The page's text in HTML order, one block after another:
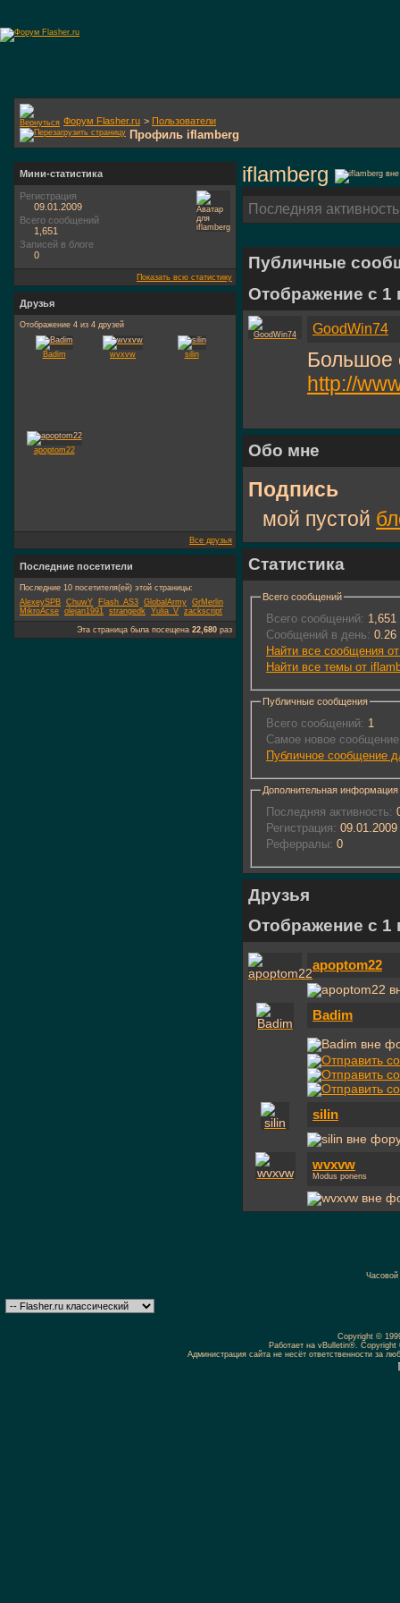
Форум Flasher.ru > Пользователи
Профиль iflamberg
iflamberg
Последняя
Публичные
Отображение с 1
GoodWin74
Большое
http://
Обо мне
Подпись
мой пустой
Статистика
Всего сообщений
Всего сообщений: 1,651
Сообщений в день: 0.26
Найти все сообщения
Найти все темы от
Публичные сообщения
Всего сообщений: 1
Самое новое
Публичное сообщение
Дополнительная информация
Последняя активность:
Регистрация: 09.01.2009
Реферралы: 0
Друзья
Отображение с 1
apoptom22
Badim
silin
wvxvw
Modus ponens
Мини-статистика
Регистрация
09.01.2009
Всего сообщений
1,651
Записей в блоге
0
Показать всю статистику
Друзья
Отображение 4 из 4 друзей
Badim wvxvw silin
apoptom22
Все друзья
Последние посетители
Последние 10 посетителя(ей) этой страницы:
AlexeySPB ChuwY Flash_AS3 GlobalArmy GrMerlin
MikroAcse olejan1991 strangedk Yulia_V zackscript
Эта страница была посещена 22,680 раз
Copyright ©
Работает на vBulletin®.
Администрация сайта не несёт ответственности за